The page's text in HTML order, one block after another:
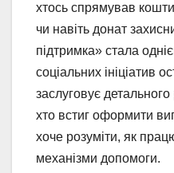
хтось спрямував кошти
чи навіть донат
підтримка» стала
соціальних ініціатив
заслуговує
хто встиг оформити
хоче розуміти, як
механізми допомоги.